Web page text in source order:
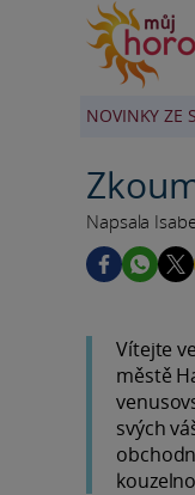
NOVINKY ZE
Napsala
Vítejte
městě
svých